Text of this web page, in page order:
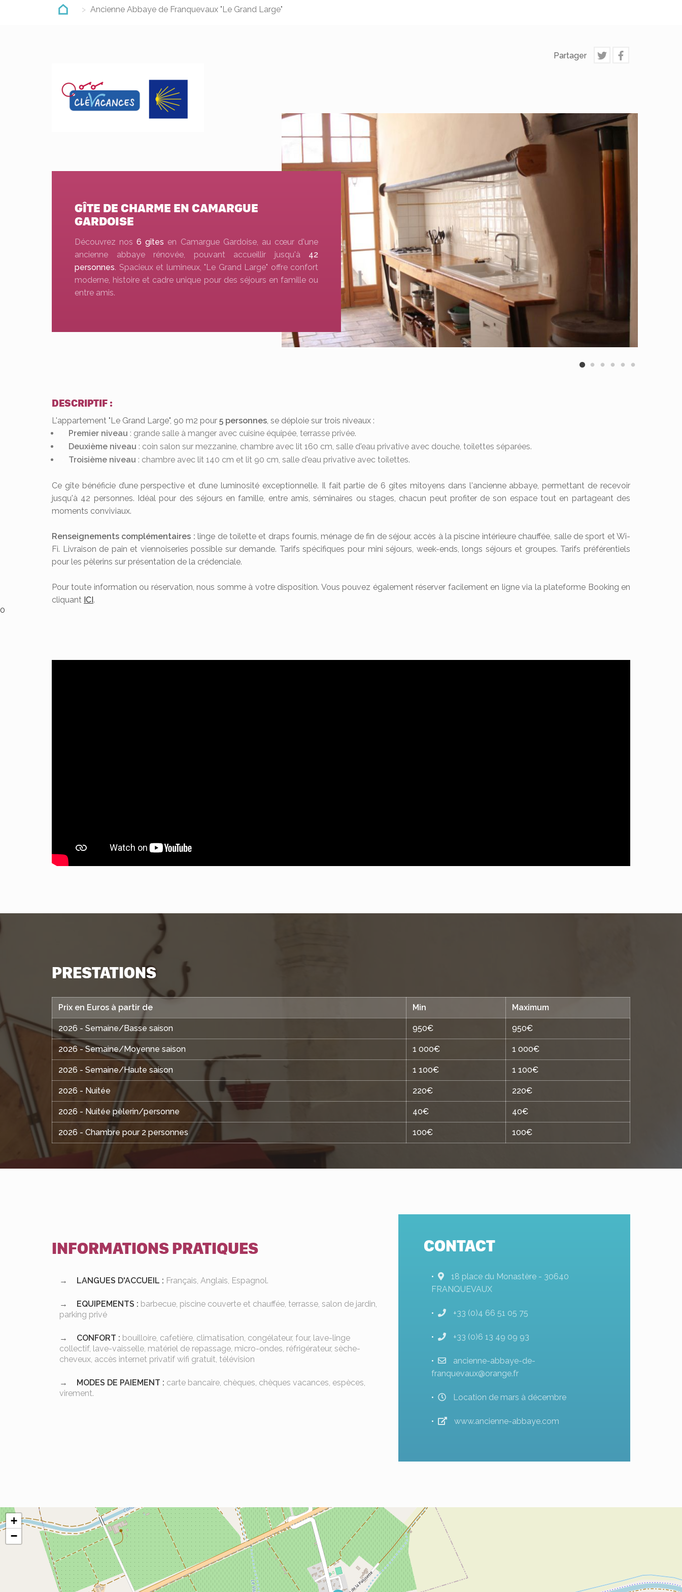
Ancienne Abbaye de Franquevaux "Le Grand Large"
Partager
GÎTE DE CHARME EN CAMARGUE
GARDOISE
Découvrez nos6 gîtes en Camargue Gardoise, au cœur d'une
ancienne abbaye rénovée, pouvant accueillir jusqu'à 42
personnes. Spacieux et lumineux, "Le Grand Large" offre confort
moderne, histoire et cadre unique pour des séjours en famille ou
entre amis.
DESCRIPTIF :
L'appartement "Le Grand Large", 90 m2 pour 5 personnes, se déploie sur trois niveaux :
Premier niveau : grande salle à manger avec cuisine équipée, terrasse privée.
Deuxième niveau : coin salon sur mezzanine, chambre avec lit 160 cm, salle d'eau privative avec douche, toilettes séparées.
Troisième niveau : chambre avec lit 140 cm et lit 90 cm, salle d'eau privative avec toilettes.
Ce gîte bénéficie d’une perspective et d’une luminosité exceptionnelle. Il fait partie de 6 gîtes mitoyens dans l'ancienne abbaye, permettant de recevoir
jusqu'à 42 personnes. Idéal pour des séjours en famille, entre amis, séminaires ou stages, chacun peut profiter de son espace tout en partageant des
moments conviviaux.
Renseignements complémentaires : linge de toilette et draps fournis, ménage de fin de séjour, accès à la piscine intérieure chauffée, salle de sport et Wi-
Fi. Livraison de pain et viennoiseries possible sur demande. Tarifs spécifiques pour mini séjours, week-ends, longs séjours et groupes. Tarifs préférentiels
pour les pèlerins sur présentation de la crédenciale.
Pour toute information ou réservation, nous somme à votre disposition. Vous pouvez également réserver facilement en ligne via la plateforme Booking en
cliquant ICI.
0
PRESTATIONS
Prix en Euros à partir de Min Maximum
2026 - Semaine/Basse saison 950€ 950€
2026 - Semaine/Moyenne saison 1 000€ 1 000€
2026 - Semaine/Haute saison 1 100€ 1 100€
2026 - Nuitée 220€ 220€
2026 - Nuitée pèlerin/personne 40€ 40€
2026 - Chambre pour 2 personnes 100€ 100€
INFORMATIONS PRATIQUES
LANGUES D'ACCUEIL : Français, Anglais, Espagnol.
EQUIPEMENTS : barbecue, piscine couverte et chauffée, terrasse, salon de jardin,
parking privé
CONFORT : bouilloire, cafetière, climatisation, congélateur, four, lave-linge
collectif, lave-vaisselle, matériel de repassage, micro-ondes, réfrigérateur, sèche-
cheveux, accès internet privatif wifi gratuit, télévision
MODES DE PAIEMENT : carte bancaire, chèques, chèques vacances, espèces,
virement.
CONTACT
18 place du Monastère - 30640
FRANQUEVAUX
+33 (0)4 66 51 05 75
+33 (0)6 13 49 09 93
ancienne-abbaye-de-
franquevaux@orange.fr
Location de mars à décembre
www.ancienne-abbaye.com
+
−